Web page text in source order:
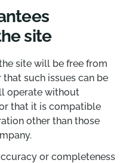
site
site will be free from
such issues can be
operate without
that it is compatible
other than those
or completeness